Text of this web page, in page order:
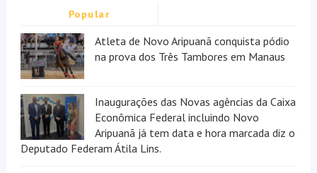
Popular
Atleta de Novo Aripuanã conquista pódio
na prova dos Três Tambores em Manaus
Inaugurações das Novas agências da Caixa
Econômica Federal incluindo Novo
Aripuanã já tem data e hora marcada diz o
Deputado Federam Átila Lins.